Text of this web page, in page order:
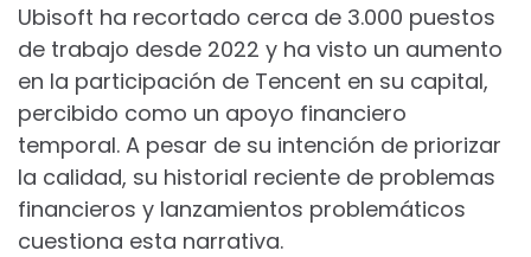
Ubisoft ha recortado cerca de 3.000 puestos
de trabajo desde 2022 y ha visto un aumento
en la participación de Tencent en su capital,
percibido como un apoyo financiero
temporal. A pesar de su intención de priorizar
la calidad, su historial reciente de problemas
financieros y lanzamientos problemáticos
cuestiona esta narrativa.